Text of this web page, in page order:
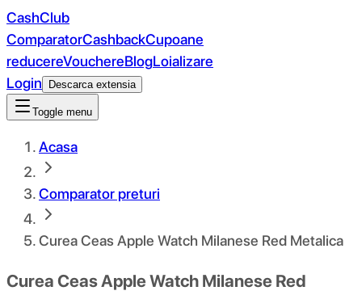
CashClub
ComparatorCashbackCupoane
reducereVouchereBlogLoializare
Login
Descarca extensia
Toggle menu
Acasa
Comparator preturi
Curea Ceas Apple Watch Milanese Red Metalica
Curea Ceas Apple Watch Milanese Red